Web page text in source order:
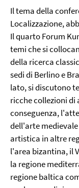
Il tema della
Localizzazione,
Il quarto Forum
temi che si
della ricerca
sedi di Berlino e
lato, si discutono
ricche collezioni di
conseguenza,
dell'arte
artistica in altre
l'area bizantina, il
la regione
regione baltica